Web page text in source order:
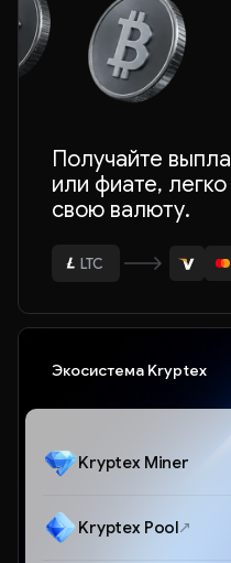
Получайте
или фиате,
свою валюту.
ETH
LTC
ETH
Экосистема Kryptex
Kryptex Miner
Kryptex Pool